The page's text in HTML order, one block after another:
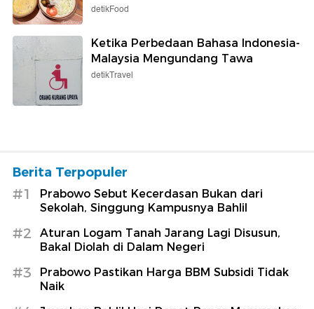
detikFood
Ketika Perbedaan Bahasa Indonesia-
Malaysia Mengundang Tawa
detikTravel
Berita Terpopuler
#1
Prabowo Sebut Kecerdasan Bukan dari
Sekolah, Singgung Kampusnya Bahlil
#2
Aturan Logam Tanah Jarang Lagi Disusun,
Bakal Diolah di Dalam Negeri
#3
Prabowo Pastikan Harga BBM Subsidi Tidak
Naik